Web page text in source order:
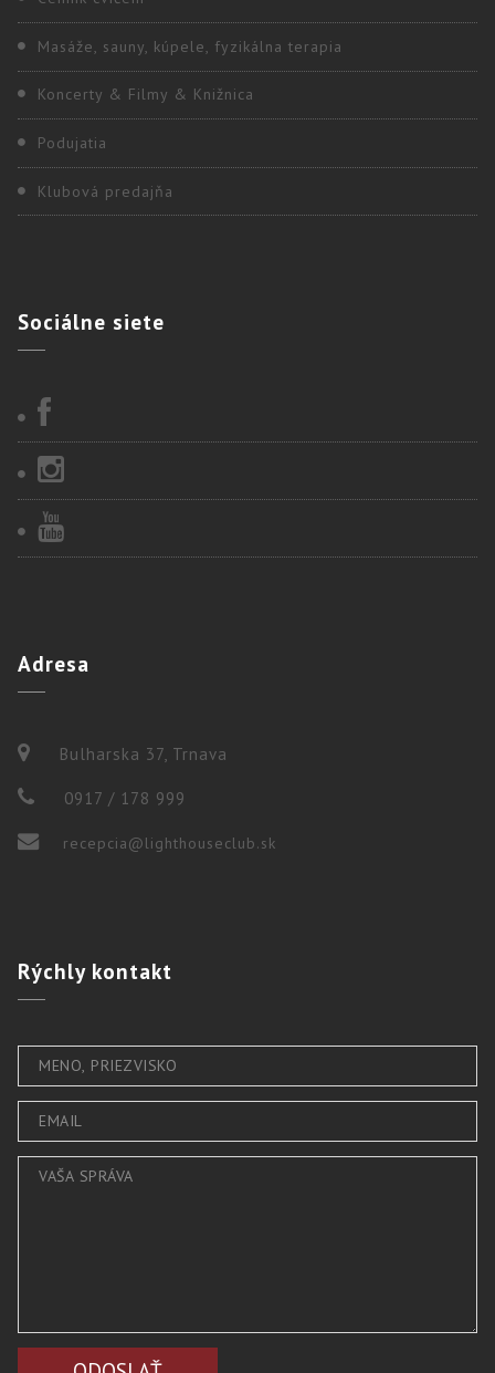
Masáže, sauny, kúpele, fyzikálna terapia
Koncerty & Filmy & Knižnica
Podujatia
Klubová predajňa
Sociálne siete
Adresa
Bulharska 37, Trnava
0917 / 178 999
recepcia@lighthouseclub.sk
Rýchlykontakt